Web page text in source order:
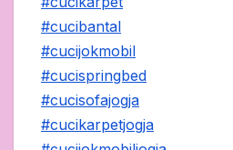
#cucibantal
#cucijokmobil
#cucispringbed
#cucisofajogja
#cucikarpetjogja